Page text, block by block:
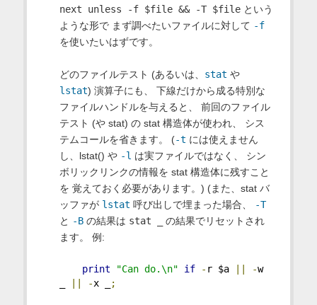
next unless -f $file && -T $fileという
ような形で まず調べたいファイルに対して -f
を使いたいはずです。
どのファイルテスト (あるいは、 stat や
lstat) 演算子にも、 下線だけから成る特別な
ファイルハンドルを与えると、 前回のファイル
テスト (や stat) の stat 構造体が使われ、 シス
テムコールを省きます。 (-t には使えません
し、lstat() や -l は実ファイルではなく、 シン
ボリックリンクの情報を stat 構造体に残すこと
を 覚えておく必要があります。) (また、stat バ
ッファが lstat 呼び出しで埋まった場合、
-T
と -Bの結果は stat _
の結果でリセットされ
ます。 例:
print "Can do.\n" if - r $a -w
-x _ ;